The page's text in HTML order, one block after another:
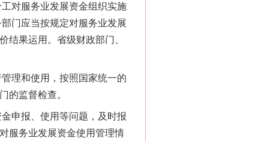
对服务业发展资金组织实施
门应当按规定对服务业发展
结果运用。省级财政部门、
理和使用，按照国家统一的
的监督检查。
申报、使用等问题，及时报
服务业发展资金使用管理情